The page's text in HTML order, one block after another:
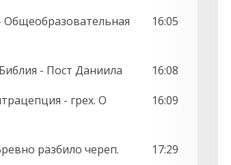
Общеобразовательная
16:05
- Пост Даниила
16:08
- грех. О
16:09
разбило череп.
17:29